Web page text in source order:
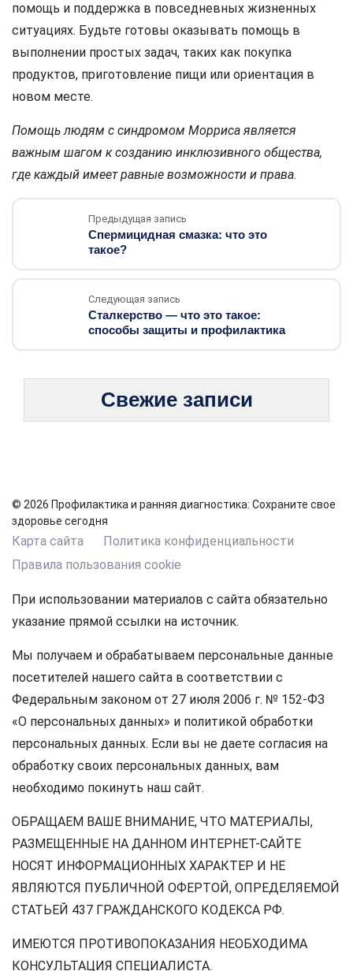
помощь и поддержка в повседневных жизненных
ситуациях. Будьте готовы оказывать помощь в
выполнении простых задач, таких как покупка
продуктов, приготовление пищи или ориентация в
новом месте.
Помощь людям с синдромом Морриса является
важным шагом к созданию инклюзивного общества,
где каждый имеет равные возможности и права.
Предыдущая запись
Спермицидная смазка: что это
такое?
Следующая запись
Сталкерство — что это такое:
способы защиты и профилактика
Свежие записи
© 2026 Профилактика и ранняя диагностика: Сохраните свое
здоровье сегодня
Карта сайта
Политика конфиденциальности
Правила пользования cookie
При использовании материалов с сайта обязательно
указание прямой ссылки на источник.
Мы получаем и обрабатываем персональные данные
посетителей нашего сайта в соответствии с
Федеральным законом от 27 июля 2006 г. № 152-ФЗ
«О персональных данных» и политикой обработки
персональных данных. Если вы не даете согласия на
обработку своих персональных данных, вам
необходимо покинуть наш сайт.
ОБРАЩАЕМ ВАШЕ ВНИМАНИЕ, ЧТО МАТЕРИАЛЫ,
РАЗМЕЩЕННЫЕ НА ДАННОМ ИНТЕРНЕТ-САЙТЕ
НОСЯТ ИНФОРМАЦИОННЫХ ХАРАКТЕР И НЕ
ЯВЛЯЮТСЯ ПУБЛИЧНОЙ ОФЕРТОЙ, ОПРЕДЕЛЯЕМОЙ
СТАТЬЕЙ 437 ГРАЖДАНСКОГО КОДЕКСА РФ.
ИМЕЮТСЯ ПРОТИВОПОКАЗАНИЯ НЕОБХОДИМА
КОНСУЛЬТАЦИЯ СПЕЦИАЛИСТА.